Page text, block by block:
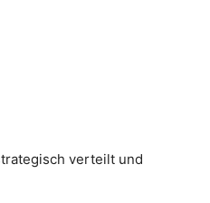
verteilt und